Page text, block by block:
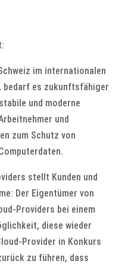
im internationalen
bedarf es zukunftsfähiger
und moderne
und
zum Schutz von
stellt Kunden und
Der Eigentümer von
Providers bei einem
diese wieder
Provider in Konkurs
zu führen, dass